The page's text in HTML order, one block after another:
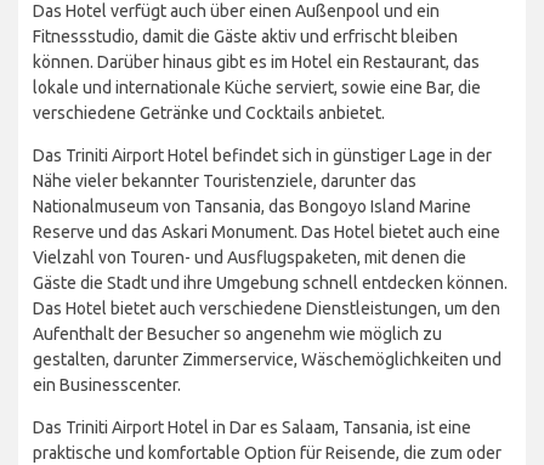
Das Hotel verfügt auch über einen Außenpool und ein
Fitnessstudio, damit die Gäste aktiv und erfrischt bleiben
können. Darüber hinaus gibt es im Hotel ein Restaurant, das
lokale und internationale Küche serviert, sowie eine Bar, die
verschiedene Getränke und Cocktails anbietet.
Das Triniti Airport Hotel befindet sich in günstiger Lage in der
Nähe vieler bekannter Touristenziele, darunter das
Nationalmuseum von Tansania, das Bongoyo Island Marine
Reserve und das Askari Monument. Das Hotel bietet auch eine
Vielzahl von Touren- und Ausflugspaketen, mit denen die
Gäste die Stadt und ihre Umgebung schnell entdecken können.
Das Hotel bietet auch verschiedene Dienstleistungen, um den
Aufenthalt der Besucher so angenehm wie möglich zu
gestalten, darunter Zimmerservice, Wäschemöglichkeiten und
ein Businesscenter.
Das Triniti Airport Hotel in Dar es Salaam, Tansania, ist eine
praktische und komfortable Option für Reisende, die zum oder